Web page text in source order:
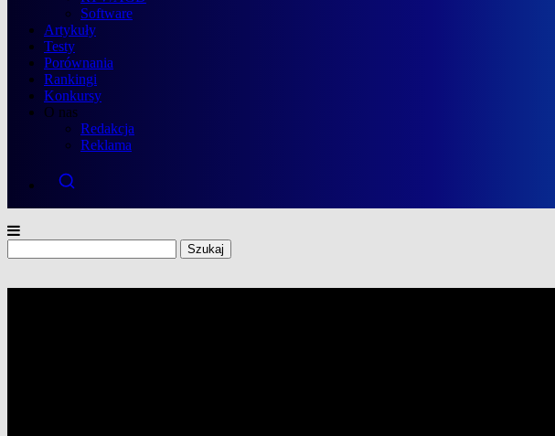
Software
Artykuły
Testy
Porównania
Rankingi
Konkursy
O nas
Redakcja
Reklama